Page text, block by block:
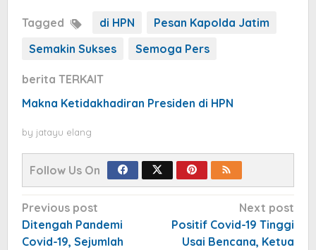
Tagged di HPN
Pesan Kapolda Jatim
Semakin Sukses
Semoga Pers
berita TERKAIT
Makna Ketidakhadiran Presiden di HPN
by jatayu elang
Follow Us On
Post
navigation
Previous post
Ditengah Pandemi
Covid-19, Sejumlah
Next post
Positif Covid-19 Tinggi
Usai Bencana, Ketua